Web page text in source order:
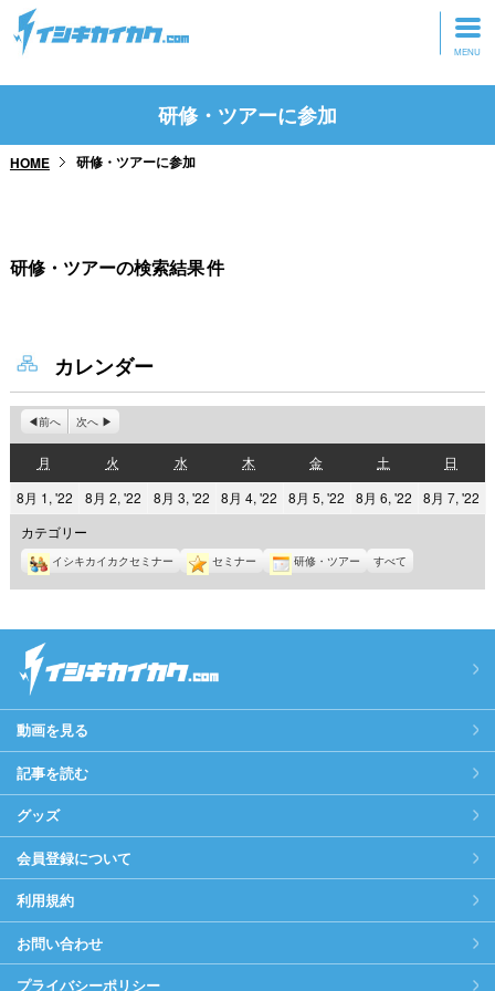
トップページ
研修・ツアーに参加
研修・ツアーに参加
HOME 研修・ツアーに参加
研修・ツアーの検索結果件
カレンダー
前へ 次へ
月
曜
日
火
曜
日
水水
曜
日
木
曜
日
金金
曜
日
土
曜
日
日
曜
日
8月 1, '222022
年
8
月
1
8月 2, '222022
年
8
月
2
8月 3, '222022
年
8
月
3
8月 4, '22
2022
年
8
月
4
8月 5, '22
2022
年
8
月
5
8月 6, '22
2022
年
8
月
6
8月 7, '22
年
7
カテゴリー
イシキカイカクセミナー セミナー 研修・ツアー すべて
動画を見る
記事を読む
グッズ
会員登録について
利用規約
お問い合わせ
プライバシーポリシー